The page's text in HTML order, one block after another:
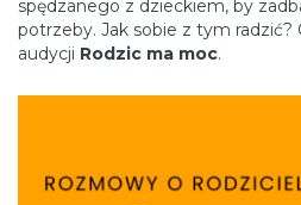
spędzanego z dzieckiem, by
potrzeby. Jak sobie z tym
audycji Rodzic ma moc.